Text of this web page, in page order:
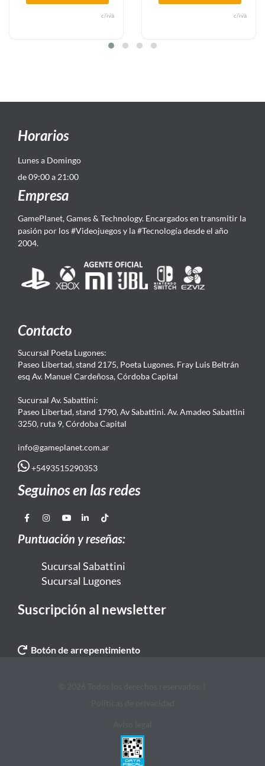
Horarios
Lunes a Domingo
de 09:00 a 21:00
Empresa
GamePlanet, Games & Technology. Encargados en transmitir la
pasión por los #Videojuegos y la #Tecnología desde el año
2004.
Contacto
Sucursal Poeta Lugones:
Paseo Libertad, stand 2175, Poeta Lugones. Fray Luis Beltrán
esq Av. Manuel Cardeñosa, Córdoba Capital
Sucursal Av. Sabattini:
Paseo Libertad, stand 1790, Av Sabattini. Av. Amadeo Sabattini
3250, ruta 9, Córdoba Capital
info@gameplanet.com.ar
+5493515290353
Seguinos en las redes
Puntuación y reseñas:
Sucursal Sabattini
Sucursal Lugones
Suscripción al newsletter
Botón de arrepentimiento